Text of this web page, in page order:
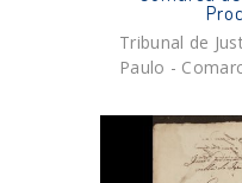
Tribunal de
Paulo -